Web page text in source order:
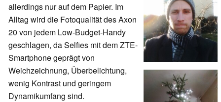
allerdings nur auf dem Papier. Im
Alltag wird die Fotoqualität des Axon
20 von jedem Low-Budget-Handy
geschlagen, da Selfies mit dem ZTE-
Smartphone geprägt von
Weichzeichnung, Überbelichtung,
wenig Kontrast und geringem
Dynamikumfang sind.